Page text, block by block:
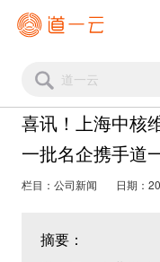
喜讯！上海中核
一批名企携手道
栏目：公司新闻 日期：
摘要：